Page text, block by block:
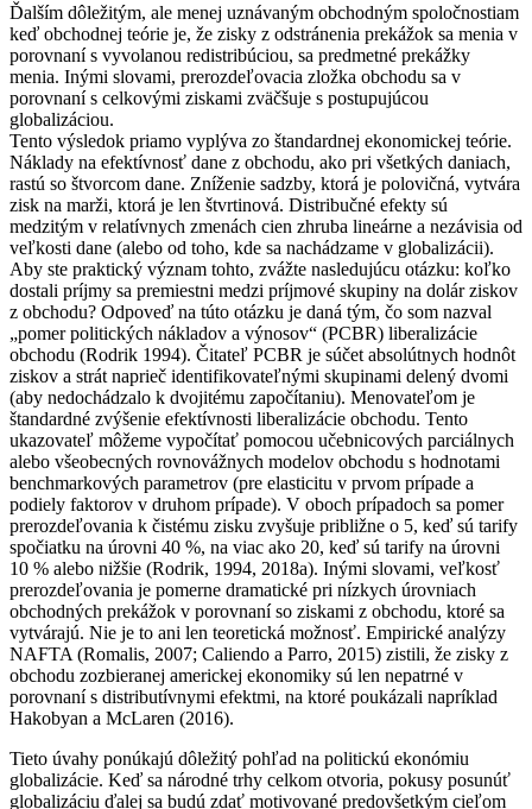
Ďalším dôležitým, ale menej uznávaným obchodným spoločnostiam
keď obchodnej teórie je, že zisky z odstránenia prekážok sa menia v
porovnaní s vyvolanou redistribúciou, sa predmetné prekážky
menia. Inými slovami, prerozdeľovacia zložka obchodu sa v
porovnaní s celkovými ziskami zväčšuje s postupujúcou
globalizáciou.
Tento výsledok priamo vyplýva zo štandardnej ekonomickej teórie.
Náklady na efektívnosť dane z obchodu, ako pri všetkých daniach,
rastú so štvorcom dane. Zníženie sadzby, ktorá je polovičná, vytvára
zisk na marži, ktorá je len štvrtinová. Distribučné efekty sú
medzitým v relatívnych zmenách cien zhruba lineárne a nezávisia od
veľkosti dane (alebo od toho, kde sa nachádzame v globalizácii).
Aby ste praktický význam tohto, zvážte nasledujúcu otázku: koľko
dostali príjmy sa premiestni medzi príjmové skupiny na dolár ziskov
z obchodu? Odpoveď na túto otázku je daná tým, čo som nazval
„pomer politických nákladov a výnosov“ (PCBR) liberalizácie
obchodu (Rodrik 1994). Čitateľ PCBR je súčet absolútnych hodnôt
ziskov a strát naprieč identifikovateľnými skupinami delený dvomi
(aby nedochádzalo k dvojitému započítaniu). Menovateľom je
štandardné zvýšenie efektívnosti liberalizácie obchodu. Tento
ukazovateľ môžeme vypočítať pomocou učebnicových parciálnych
alebo všeobecných rovnovážnych modelov obchodu s hodnotami
benchmarkových parametrov (pre elasticitu v prvom prípade a
podiely faktorov v druhom prípade). V oboch prípadoch sa pomer
prerozdeľovania k čistému zisku zvyšuje približne o 5, keď sú tarify
spočiatku na úrovni 40 %, na viac ako 20, keď sú tarify na úrovni
10 % alebo nižšie (Rodrik, 1994, 2018a). Inými slovami, veľkosť
prerozdeľovania je pomerne dramatické pri nízkych úrovniach
obchodných prekážok v porovnaní so ziskami z obchodu, ktoré sa
vytvárajú. Nie je to ani len teoretická možnosť. Empirické analýzy
NAFTA (Romalis, 2007; Caliendo a Parro, 2015) zistili, že zisky z
obchodu zozbieranej americkej ekonomiky sú len nepatrné v
porovnaní s distributívnymi efektmi, na ktoré poukázali napríklad
Hakobyan a McLaren (2016).
Tieto úvahy ponúkajú dôležitý pohľad na politickú ekonómiu
globalizácie. Keď sa národné trhy celkom otvoria, pokusy posunúť
globalizáciu ďalej sa budú zdať motivované predovšetkým cieľom